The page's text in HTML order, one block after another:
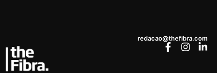
redacao@thefibra.com